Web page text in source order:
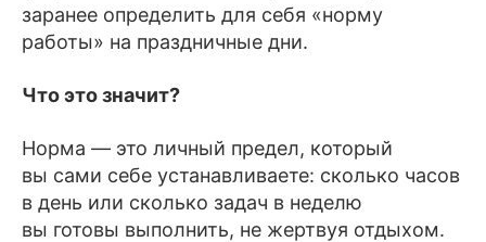
заранее определить для себя «норму
работы» на праздничные дни.
Что это значит?
Норма — это личный предел, который
вы сами себе устанавливаете: сколько часов
в день или сколько задач в неделю
вы готовы выполнить, не жертвуя отдыхом.